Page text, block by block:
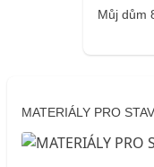
Můj dům
MATERIÁLY PRO